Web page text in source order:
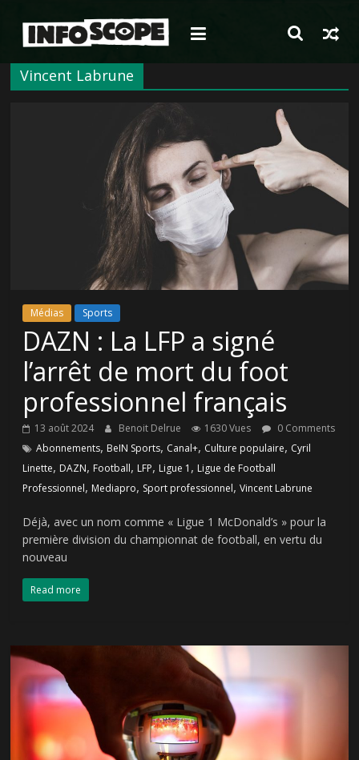
contenu
Vincent Labrune
Médias Sports
DAZN : La LFP a signé
l’arrêt de mort du foot
professionnel français
13 août 2024 Benoit Delrue 1630 Vues
0 Comments
Abonnements, BeIN Sports, Canal+, Culture populaire, Cyril
Linette, DAZN, Football, LFP, Ligue 1 , Ligue de Football
Professionnel, Mediapro, Sport professionnel,Vincent Labrune
Déjà, avec un nom comme « Ligue 1 McDonald’s » pour la
première division du championnat de football, en vertu du
nouveau
Read more